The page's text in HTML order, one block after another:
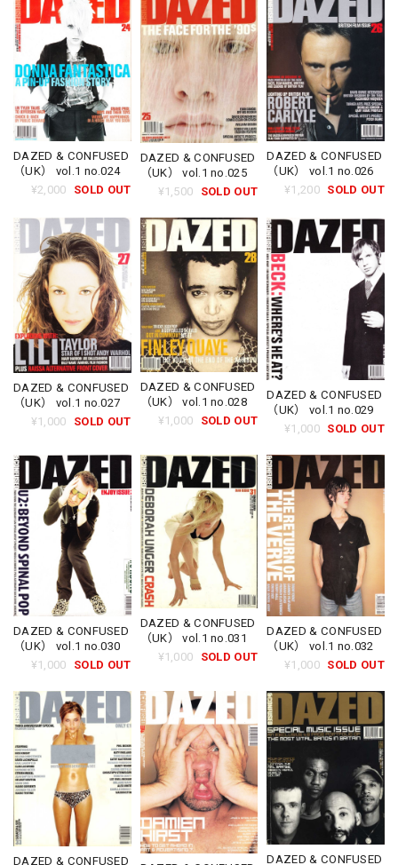
DAZED & CONFUSED
（UK） vol.1 no.024
¥2,000
SOLD OUT
DAZED & CONFUSED
（UK） vol.1 no.025
¥1,500
SOLD OUT
DAZED & CONFUSED
（UK） vol.1 no.026
¥1,200 SOLD OUT
DAZED & CONFUSED
（UK） vol.1 no.027
¥1,000
SOLD OUT
DAZED & CONFUSED
（UK） vol.1 no.028
¥1,000
SOLD OUT
DAZED & CONFUSED
（UK） vol.1 no.029
¥1,000 SOLD OUT
DAZED & CONFUSED
（UK） vol.1 no.030
¥1,000
SOLD OUT
DAZED & CONFUSED
（UK） vol.1 no.031
¥1,000
SOLD OUT
DAZED & CONFUSED
（UK） vol.1 no.032
¥1,000 SOLD OUT
DAZED & CONFUSED DAZED & CONFUSED